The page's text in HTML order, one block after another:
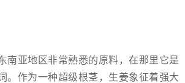
南亚地区非常熟悉的原料，在那里它是
。作为一种超级根茎，生姜象征着强大